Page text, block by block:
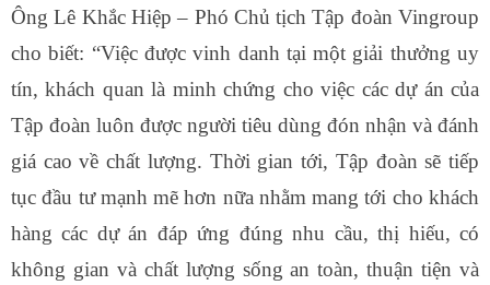
Ông Lê Khắc Hiệp – Phó Chủ tịch Tập đoàn Vingroup
cho biết: “Việc được vinh danh tại một giải thưởng uy
tín, khách quan là minh chứng cho việc các dự án của
Tập đoàn luôn được người tiêu dùng đón nhận và đánh
giá cao về chất lượng. Thời gian tới, Tập đoàn sẽ tiếp
tục đầu tư mạnh mẽ hơn nữa nhằm mang tới cho khách
hàng các dự án đáp ứng đúng nhu cầu, thị hiếu, có
không gian và chất lượng sống an toàn, thuận tiện và